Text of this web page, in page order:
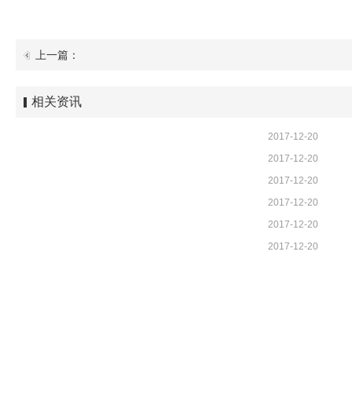
上一篇：
相关资讯
2017-12-20
2017-12-20
2017-12-20
2017-12-20
2017-12-20
2017-12-20